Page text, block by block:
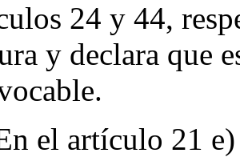
24 y 44,
y declara que
el artículo 21